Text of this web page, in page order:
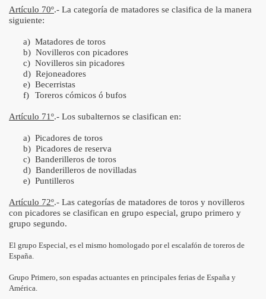
Artículo 70º.- La categoría de matadores se clasifica de la manera
siguiente:
a) Matadores de toros
b) Novilleros con picadores
c) Novilleros sin picadores
d) Rejoneadores
e) Becerristas
f)
Toreros cómicos ó bufos
Artículo 71º.- Los subalternos se clasifican en:
a) Picadores de toros
b) Picadores de reserva
c) Banderilleros de toros
d) Banderilleros de novilladas
e) Puntilleros
Artículo 72º.- Las categorías de matadores de toros y novilleros
con picadores se clasifican en grupo especial, grupo primero y
grupo segundo.
El grupo Especial, es el mismo homologado por el escalafón de toreros de
España.
Grupo Primero, son espadas actuantes en principales ferias de España y
América.